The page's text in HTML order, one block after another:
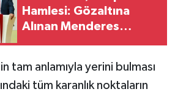
Hamlesi: Gözaltına
Alınan Menderes
Talebi!
tam anlamıyla yerini bulması
tüm karanlık noktaların